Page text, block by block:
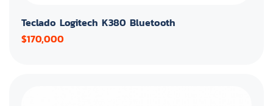
Teclado Logitech K380 Bluetooth
$170,000